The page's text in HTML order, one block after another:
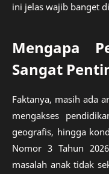
ini jelas wajib banget
Mengapa
Sangat
Faktanya, masih ada
mengakses
geografis, hingga
Nomor 3 Tahun
masalah anak tidak